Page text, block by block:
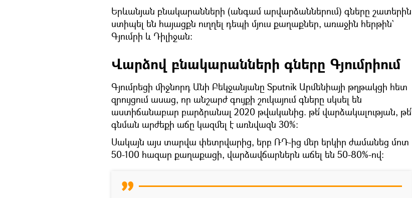
Երևանյան բնակարանների (անգամ արվարձաններում) գները շատերին
ստիպել են հայացքն ուղղել դեպի մյուս քաղաքներ, առաջին հերթին`
Գյումրի և Դիլիջան։
Վարձով բնակարանների գները Գյումրիում
Գյումրեցի միջնորդ Անի Բեկջանյանը Sputnik Արմենիայի թղթակցի հետ
զրույցում ասաց, որ անշարժ գույքի շուկայում գները սկսել են
աստիճանաբար բարձրանալ 2020 թվականից. թե՛ վարձակալության, թե՛
գնման արժեքի աճը կազմել է առնվազն 30%։
Սակայն այս տարվա փետրվարից, երբ ՌԴ-ից մեր երկիր ժամանեց մոտ
50-100 հազար քաղաքացի, վարձավճարներն աճել են 50-80%-ով։